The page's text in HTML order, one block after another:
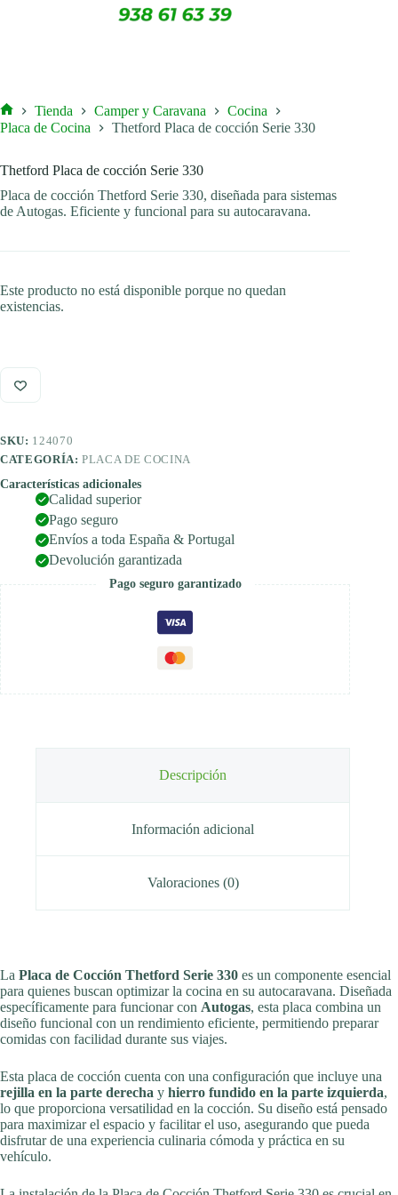
Inicio
Tienda Camper y Caravana
Cocina
Placa de Cocina
Thetford Placa de cocción Serie 330
Thetford Placa de cocción Serie 330
Placa de cocción Thetford Serie 330, diseñada para sistemas
de Autogas. Eficiente y funcional para su autocaravana.
Este producto no está disponible porque no quedan
existencias.
SKU: 124070
CATEGORÍA:PLACA DE COCINA
Características adicionales
Calidad superior
Pago seguro
Envíos a toda España & Portugal
Devolución garantizada
Pago seguro garantizado
Descripción
Información adicional
Valoraciones (0)
La Placa de Cocción Thetford Serie 330 es un componente esencial
para quienes buscan optimizar la cocina en su autocaravana. Diseñada
específicamente para funcionar con Autogas, esta placa combina un
diseño funcional con un rendimiento eficiente, permitiendo preparar
comidas con facilidad durante sus viajes.
Esta placa de cocción cuenta con una configuración que incluye una
rejilla en la parte derecha y hierro fundido en la parte izquierda,
lo que proporciona versatilidad en la cocción. Su diseño está pensado
para maximizar el espacio y facilitar el uso, asegurando que pueda
disfrutar de una experiencia culinaria cómoda y práctica en su
vehículo.